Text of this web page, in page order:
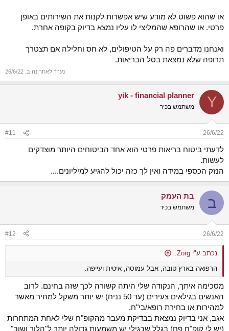
או שהוא פשוט לא מודע שיש אפשרות לקנות את השירותים באופן
פרטי. או שהרופא שהמליצי לו עליו נמצא בדיוק בקופה אחרת.
ואנחנו מדברים פה רק על הטיפולים, לא חס וחלילה אם תצטרך
תרופה שלא נמצאת בסל הבריאות.
נערך לאחרונה ב: 26/6/22
Y
yik - financial planner
משתמש בכיר
26/6/22
#11
לדעתי ביטוח בריאות פרטי הוא אחד הביטוחים היותר מוצדקים
לעשות.
הנזק הכספי במידה ואין לך כזה יכול להגיע למיליונים....
ב בת העמק
משתמש בכיר
26/6/22
#12
נכתב ע"י Zorg:
הרפואה בארץ טובה, אבל עמוסה, איטית ועייפה.
מסכימה איתך, הנקודה שלי היתה קשורה לכך שזה בחינם. לרוב
האנשים בגילאים צעירים (עד 50 נניח) יש יותר משקל למחיר מאשר
למהירות או בחירת רופא/בי"ח.
אגב, אני בדיוק נמצאת בבדיקת מעבר מהקופ"ח שלי לאחת המתחרות
(יש לי קופ"ח פח) בגלל שבגילי יש משמעות גדולה יותר ל"הלוך ושוב"